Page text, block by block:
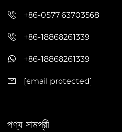
+86-0577 63703568
+86-18868261339
+86-18868261339
[email protected]
পণ্য সামগ্রী